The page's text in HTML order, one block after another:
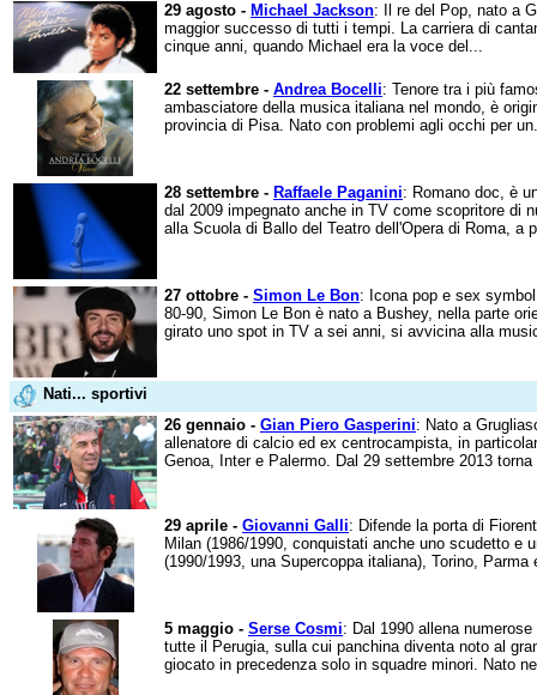
29 agosto - Michael Jackson: Il re del Pop, nato a
maggior successo di tutti i tempi. La carriera di
cinque anni, quando Michael era la voce del...
22 settembre - Andrea Bocelli: Tenore tra i più
ambasciatore della musica italiana nel mondo, è
provincia di Pisa. Nato con problemi agli occhi per
28 settembre - Raffaele Paganini: Romano doc, è
dal 2009 impegnato anche in TV come scopritore di
alla Scuola di Ballo del Teatro dell'Opera di Roma, a
27 ottobre - Simon Le Bon: Icona pop e sex
80-90, Simon Le Bon è nato a Bushey, nella parte
girato uno spot in TV a sei anni, si avvicina alla
Nati... sportivi
26 gennaio - Gian Piero Gasperini: Nato a
allenatore di calcio ed ex centrocampista, in
Genoa, Inter e Palermo. Dal 29 settembre 2013
29 aprile - Giovanni Galli: Difende la porta di
Milan (1986/1990, conquistati anche uno scudetto e
(1990/1993, una Supercoppa italiana), Torino,
5 maggio - Serse Cosmi: Dal 1990 allena
tutte il Perugia, sulla cui panchina diventa noto al
giocato in precedenza solo in squadre minori. Nato